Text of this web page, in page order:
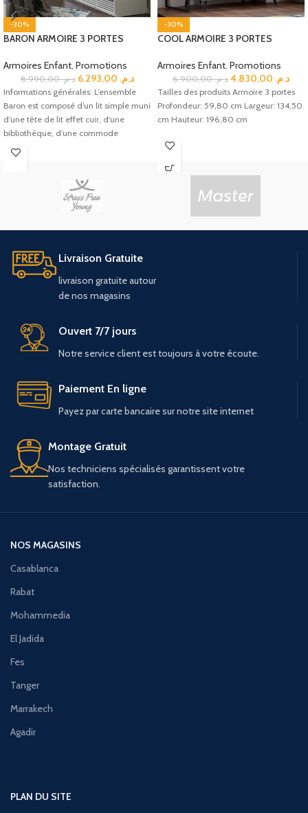
-30%
BARON ARMOIRE 3 PORTES
Armoires Enfant, Promotions
د.م.8.990,00 د.م.
Informations générales: L’ensemble
Baron est composé d’un lit simple muni
d’une tête de lit effet cuir, d’une
bibliothèque, d’une commode
-30%
COOL ARMOIRE 3 PORTES
Armoires Enfant, Promotions
د.م.6.900,00 د.م.
Tailles des produits Armoire 3 portes
Profondeur: 59,80 cm Largeur: 134,50
cm Hauteur: 196,80 cm
Livraison Gratuite
livraison gratuiteautour
denos magasins
Ouvert 7/7 jours
Notre service client est toujours à votre écoute.
Paiement En ligne
Payez par carte bancaire sur notre site internet
Montage Gratuit
Nos techniciens spécialisés garantissent votre
satisfaction.
NOS MAGASINS
Casablanca
Rabat
Mohammedia
El Jadida
Fes
Tanger
Marrakech
Agadir
PLAN DU SITE